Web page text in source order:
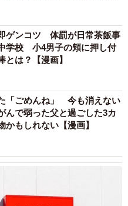
カウンセラーが解説】
ゲンコツ 体罰が日常茶飯事
学校 小4男子の頬に押し付
とは？【漫画】
「ごめんね」 今も消えない
で弱った父と過ごした3カ
かもしれない【漫画】